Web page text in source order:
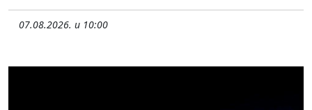
07.08.2026. u 10:00